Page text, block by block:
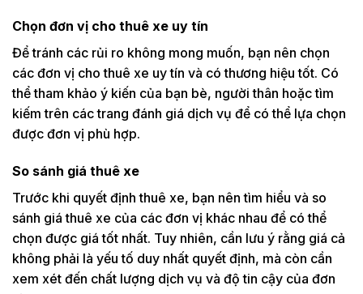
Chọn đơn vị cho thuê xe uy tín
Để tránh các rủi ro không mong muốn, bạn nên chọn
các đơn vị cho thuê xe uy tín và có thương hiệu tốt. Có
thể tham khảo ý kiến của bạn bè, người thân hoặc tìm
kiếm trên các trang đánh giá dịch vụ để có thể lựa chọn
được đơn vị phù hợp.
So sánh giá thuê xe
Trước khi quyết định thuê xe, bạn nên tìm hiểu và so
sánh giá thuê xe của các đơn vị khác nhau để có thể
chọn được giá tốt nhất. Tuy nhiên, cần lưu ý rằng giá cả
không phải là yếu tố duy nhất quyết định, mà còn cần
xem xét đến chất lượng dịch vụ và độ tin cậy của đơn